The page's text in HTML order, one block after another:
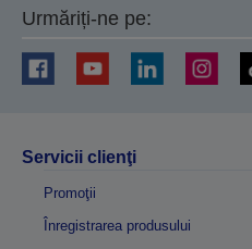
Urmăriți-ne pe:
Servicii clienţi
Promoţii
Înregistrarea produsului